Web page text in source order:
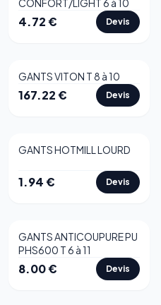
CONFORT/LIGHT 6 à 10
4.72€ Devis
GANTS VITON T 8 à 10
167.22€ Devis
Best-seller
GANTS HOTMILL LOURD
1.94€ Devis
GANTS ANTICOUPURE PU
PHS600 T 6 à 11
8.00€ Devis